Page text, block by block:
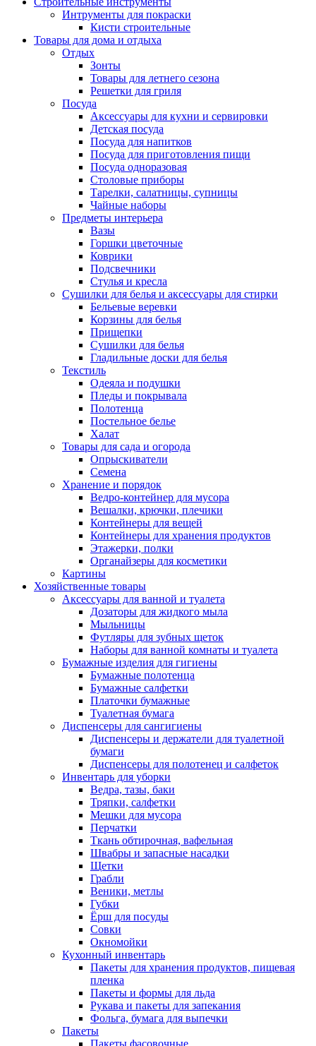
Интрументы для покраски
Кисти строительные
Товары для дома и отдыха
Отдых
Зонты
Товары для летнего сезона
Решетки для гриля
Посуда
Аксессуары для кухни и сервировки
Детская посуда
Посуда для напитков
Посуда для приготовления пищи
Посуда одноразовая
Столовые приборы
Тарелки, салатницы, супницы
Чайные наборы
Предметы интерьера
Вазы
Горшки цветочные
Коврики
Подсвечники
Стулья и кресла
Сушилки для белья и аксессуары для стирки
Бельевые веревки
Корзины для белья
Прищепки
Сушилки для белья
Гладильные доски для белья
Текстиль
Одеяла и подушки
Пледы и покрывала
Полотенца
Постельное белье
Халат
Товары для сада и огорода
Опрыскиватели
Семена
Хранение и порядок
Ведро-контейнер для мусора
Вешалки, крючки, плечики
Контейнеры для вещей
Контейнеры для хранения продуктов
Этажерки, полки
Органайзеры для косметики
Картины
Хозяйственные товары
Аксессуары для ванной и туалета
Дозаторы для жидкого мыла
Мыльницы
Футляры для зубных щеток
Наборы для ванной комнаты и туалета
Бумажные изделия для гигиены
Бумажные полотенца
Бумажные салфетки
Платочки бумажные
Туалетная бумага
Диспенсеры для сангигиены
Диспенсеры и держатели для туалетной
бумаги
Диспенсеры для полотенец и салфеток
Инвентарь для уборки
Ведра, тазы, баки
Тряпки, салфетки
Мешки для мусора
Перчатки
Ткань обтирочная, вафельная
Швабры и запасные насадки
Щетки
Грабли
Веники, метлы
Губки
Ёрш для посуды
Совки
Окномойки
Кухонный инвентарь
Пакеты для хранения продуктов, пищевая
пленка
Пакеты и формы для льда
Рукава и пакеты для запекания
Фольга, бумага для выпечки
Пакеты
Пакеты фасовочные